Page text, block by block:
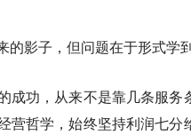
的影子， 但问题在于形式学
成功，从来不是靠几条服
营哲学，始终坚持利润七